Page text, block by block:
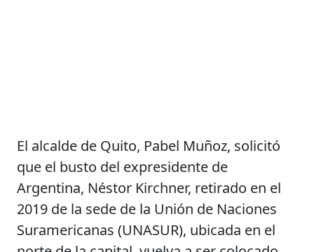
El alcalde de Quito, Pabel Muñoz, solicitó
que el busto del expresidente de
Argentina, Néstor Kirchner, retirado en el
2019 de la sede de la Unión de Naciones
Suramericanas (UNASUR), ubicada en el